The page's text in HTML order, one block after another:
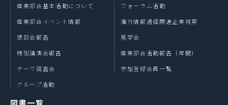
産業部会基本活動について
産業部会イベント情報
懇談会報告
特別講演会報告
テーマ調査会
グループ活動
フォーラム活動
海外情報通信関連企業視察
見学会
産業部会活動報告（年間）
参加登録会員一覧
図書一覧